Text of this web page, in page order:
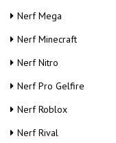
Nerf Mega
Nerf Minecraft
Nerf Nitro
Nerf Pro Gelfire
Nerf Roblox
Nerf Rival